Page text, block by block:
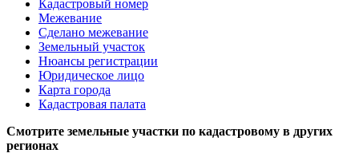
Кадастровый номер
Межевание
Сделано межевание
Земельный участок
Нюансы регистрации
Юридическое лицо
Карта города
Кадастровая палата
Смотрите земельные участки по кадастровому в других
регионах